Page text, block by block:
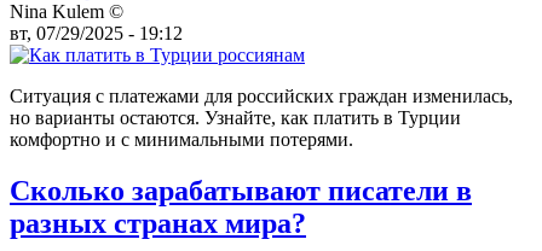
Nina Kulem ©️
вт, 07/29/2025 - 19:12
Ситуация с платежами для российских граждан изменилась,
но варианты остаются. Узнайте, как платить в Турции
комфортно и с минимальными потерями.
Сколько зарабатывают писатели в
разных странах мира?